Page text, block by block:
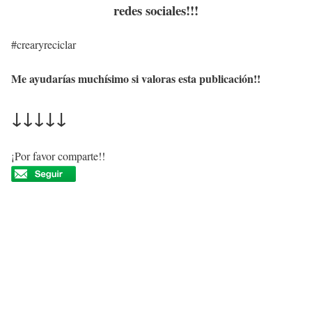
redes sociales!!!
#crearyreciclar
Me ayudarías muchísimo si valoras esta publicación!!
↓↓↓↓↓
¡Por favor comparte!!